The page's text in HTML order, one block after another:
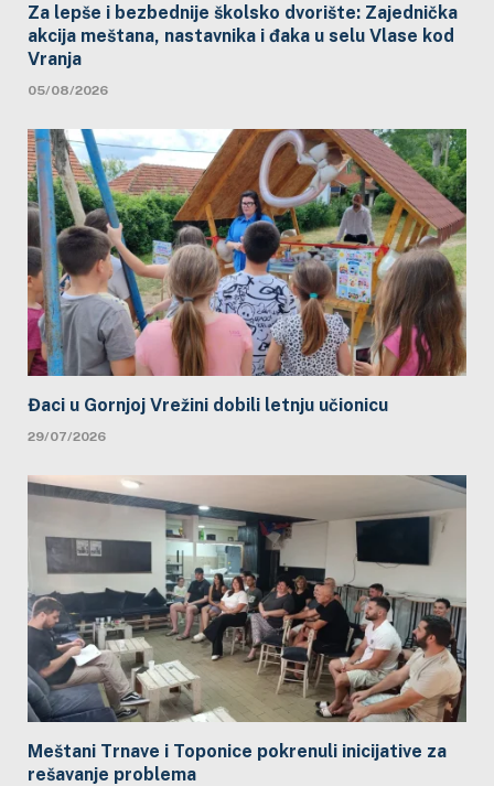
Za lepše i bezbednije školsko dvorište: Zajednička
akcija meštana, nastavnika i đaka u selu Vlase kod
Vranja
05/08/2026
Đaci u Gornjoj Vrežini dobili letnju učionicu
29/07/2026
Meštani Trnave i Toponice pokrenuli inicijative za
rešavanje problema